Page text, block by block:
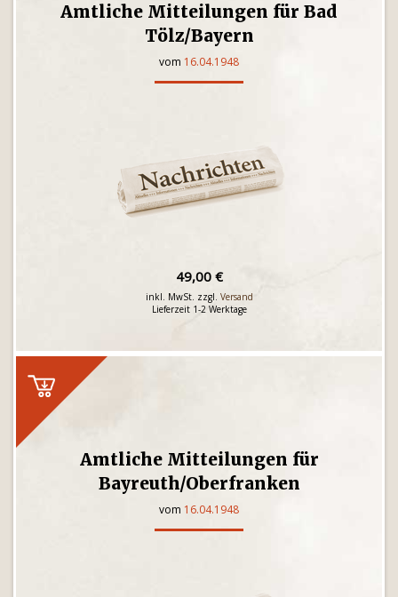
Amtliche Mitteilungen für Bad
Tölz/Bayern
vom 16.04.1948
49,00 €
inkl. MwSt. zzgl. Versand
Lieferzeit 1-2 Werktage
Amtliche Mitteilungen für
Bayreuth/Oberfranken
vom 16.04.1948